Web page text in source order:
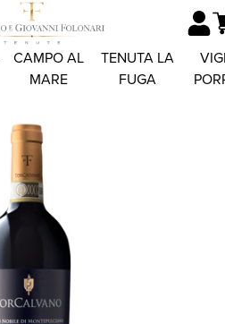
CAMPO AL
MARE
TENUTA LA
FUGA